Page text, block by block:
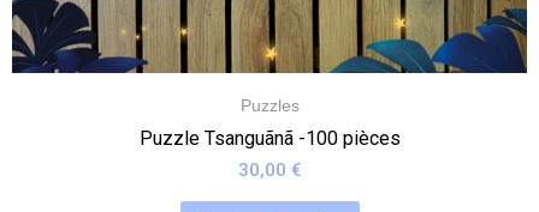
Puzzles
Puzzle Tsanguãnã -100 pièces
30,00 €